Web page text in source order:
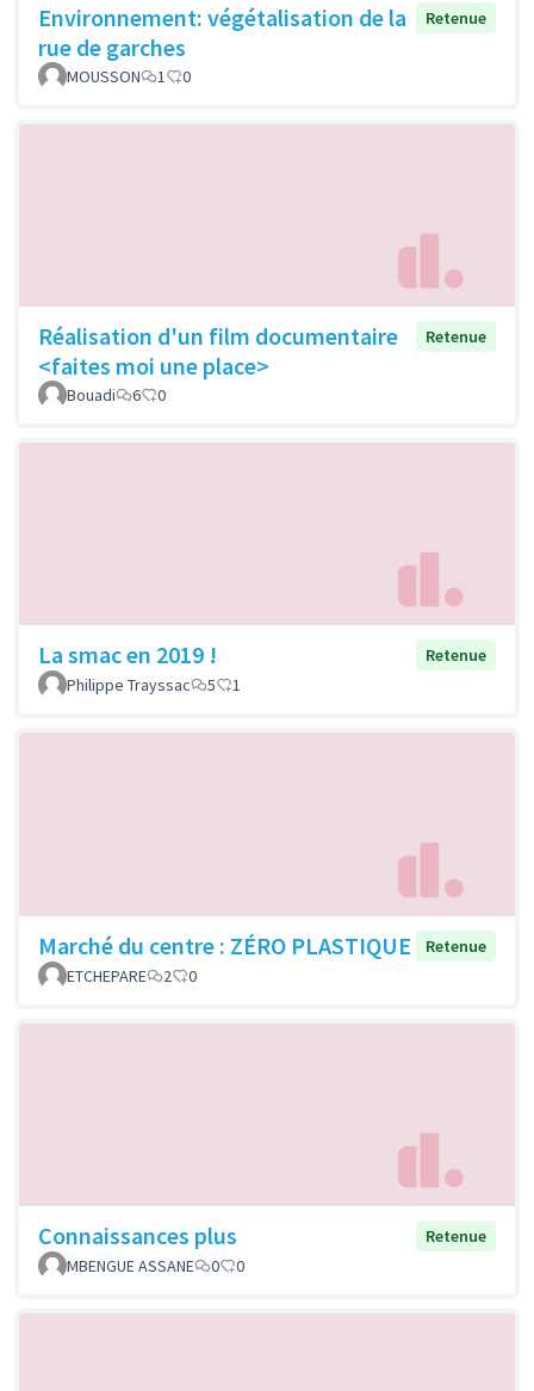
Environnement: végétalisation de la
rue de garches
Retenue
MOUSSON 1 0
Réalisation d'un film documentaire
<faites moi une place>
Retenue
Bouadi 6 0
La smac en 2019 !
Retenue
Philippe Trayssac
5 1
Marché du centre : ZÉRO PLASTIQUE
Retenue
ETCHEPARE
2 0
Connaissances plus
Retenue
MBENGUE ASSANE
0 0